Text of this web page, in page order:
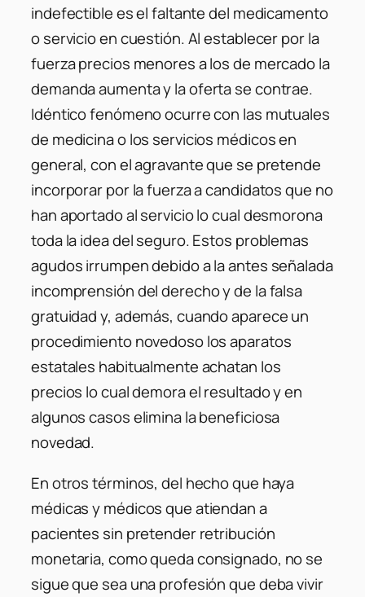
indefectible es el faltante del medicamento
o servicio en cuestión. Al establecer por la
fuerza precios menores a los de mercado la
demanda aumenta y la oferta se contrae.
Idéntico fenómeno ocurre con las mutuales
de medicina o los servicios médicos en
general, con el agravante que se pretende
incorporar por la fuerza a candidatos que no
han aportado al servicio lo cual desmorona
toda la idea del seguro. Estos problemas
agudos irrumpen debido a la antes señalada
incomprensión del derecho y de la falsa
gratuidad y, además, cuando aparece un
procedimiento novedoso los aparatos
estatales habitualmente achatan los
precios lo cual demora el resultado y en
algunos casos elimina la beneficiosa
novedad.
En otros términos, del hecho que haya
médicas y médicos que atiendan a
pacientes sin pretender retribución
monetaria, como queda consignado, no se
sigue que sea una profesión que deba vivir